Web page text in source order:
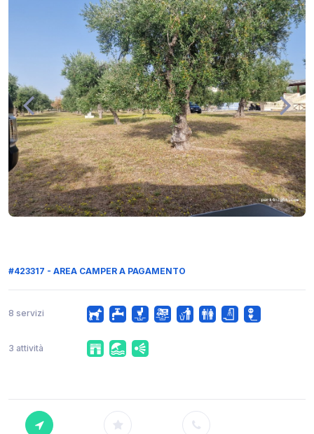
#423317 - AREA CAMPER A PAGAMENTO
8 servizi
3 attività